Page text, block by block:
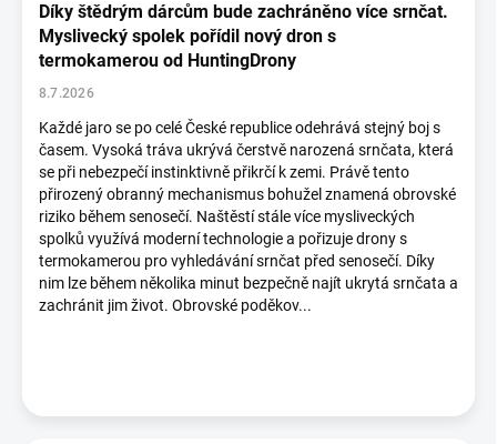
Díky štědrým dárcům bude zachráněno více srnčat.
Myslivecký spolek pořídil nový dron s
termokamerou od HuntingDrony
8.7.2026
Každé jaro se po celé České republice odehrává stejný boj s
časem. Vysoká tráva ukrývá čerstvě narozená srnčata, která
se při nebezpečí instinktivně přikrčí k zemi. Právě tento
přirozený obranný mechanismus bohužel znamená obrovské
riziko během senosečí. Naštěstí stále více mysliveckých
spolků využívá moderní technologie a pořizuje drony s
termokamerou pro vyhledávání srnčat před senosečí. Díky
nim lze během několika minut bezpečně najít ukrytá srnčata a
zachránit jim život. Obrovské poděkov...